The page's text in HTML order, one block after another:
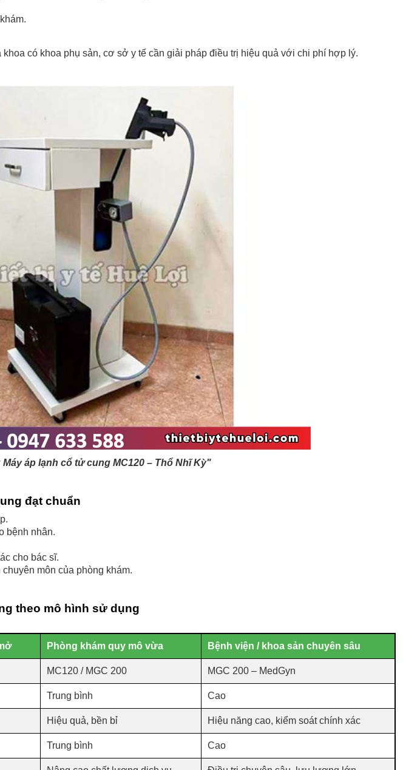
có khoa phụ sản, cơ sở y tế cần giải pháp điều trị hiệu quả với chi phí hợp lý.
Máy áp lạnh cổ tử cung MC120 – Thổ Nhĩ Kỳ"
đạt chuẩn
bệnh nhân.
cho bác sĩ.
môn của phòng khám.
theo mô hình sử dụng
Phòng khám quy mô vừa Bệnh viện / khoa sản chuyên sâu
MC120 / MGC 200 MGC 200 – MedGyn
Trung bình Cao
Hiệu quả, bền bỉ Hiệu năng cao, kiểm soát chính xác
Trung bình Cao